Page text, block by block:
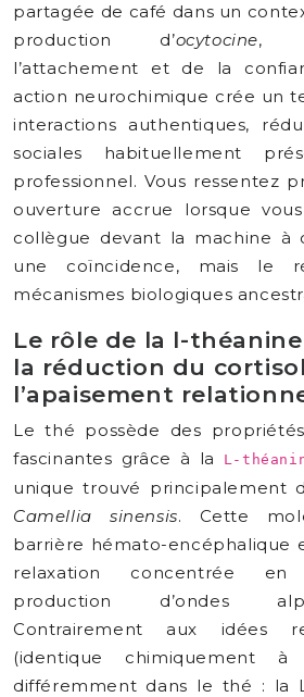
partagée de café dans un
production d’ocytocine,
l’attachement et de la
action neurochimique crée un
interactions authentiques,
sociales habituellement
professionnel. Vous ressentez
ouverture accrue lorsque
collègue devant la machine à
une coïncidence, mais le
mécanismes biologiques
Le rôle de la l-
la réduction du
l’apaisement
Le thé possède des
fascinantes grâce à la
L-
unique trouvé principalement
Camellia sinensis. Cette
barrière hémato-encéphalique
relaxation concentrée
production d’ondes
Contrairement aux idées
(identique chimiquement
différemment dans le thé : la